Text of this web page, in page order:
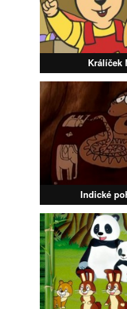
Králíček
Indické